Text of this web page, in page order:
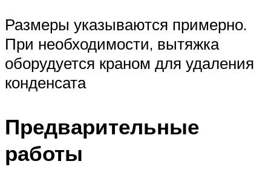
Размеры указываются примерно.
При необходимости, вытяжка
оборудуется краном для удаления
конденсата
Предварительные
работы